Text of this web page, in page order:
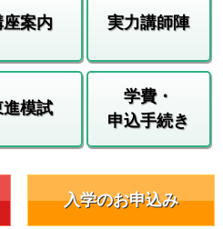
座案内 実力講師陣
進模試
学費・
申込手続き
入学のお申込み